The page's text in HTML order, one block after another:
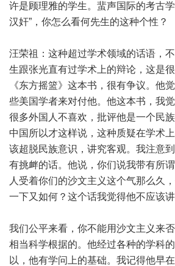
许是顾理雅的学生。蜚声国际的考古
汉奸”，你怎么看何先生的这种个性？
汪荣祖：这种超过学术领域的话语，
生跟张光直有过学术上的辩论，这是
《东方摇篮》这本书，很有争议。他
些美国学者来对付他。他这本书，我
很多外国人不喜欢，批评他是一个民
中国所以才这样说，这种质疑在学术
该超脱民族意识，讲究客观。我注意
有挑衅的话。他说，你们说我带有所
人受着你们的沙文主义这个气那么久
一下又如何？这个话我觉得他不应该讲
我们公平来看，你不能用沙文主义来
相当科学根据的。他经过各种的学科
以，他有学问上的基础。我记得他早